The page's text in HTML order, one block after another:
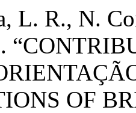
L. R., N.
OF